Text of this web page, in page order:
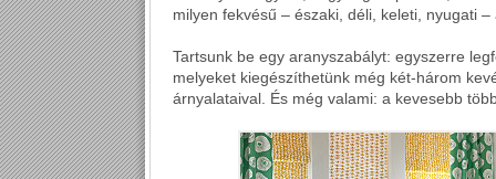
milyen fekvésű – északi, déli, keleti, nyugati –
Tartsunk be egy aranyszabályt: egyszerre
melyeket kiegészíthetünk még két-három
árnyalataival. És még valami: a kevesebb